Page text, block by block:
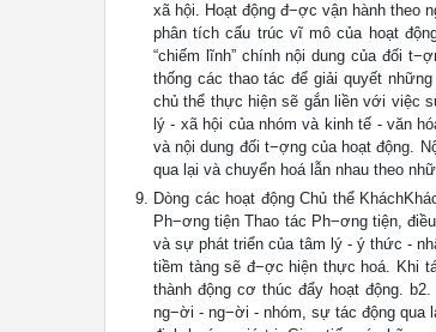
xã hội. Hoạt động đ−ợc vận hành theo
phân tích cấu trúc vĩ mô của hoạt
“chiếm lĩnh” chính nội dung của đối
thống các thao tác để giải quyết
chủ thể thực hiện sẽ gắn liền với việc
lý - xã hội của nhóm và kinh tế - văn
và nội dung đối t−ợng của hoạt động.
qua lại và chuyển hoá lẫn nhau theo
Dòng các hoạt động Chủ thể
Ph−ơng tiện Thao tác Ph−ơng tiện,
và sự phát triển của tâm lý - ý thức -
tiềm tàng sẽ đ−ợc hiện thực hoá. Khi
thành động cơ thúc đẩy hoạt động.
ng−ời - ng−ời - nhóm, sự tác động qua